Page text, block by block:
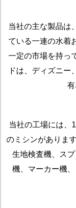
当社の主な製品は
ている一連の水着
一定の市場を持っ
ドは、ディズニー
有
当社の工場には、
のミシンがありま
生地検査機、ス
機、マーカー機